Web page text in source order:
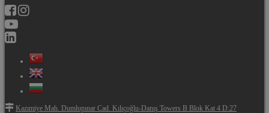
Kazımiye Mah. Dumlupınar Cad. Kılıçoğlu-Danış Towers B Blok Kat 4 D:27